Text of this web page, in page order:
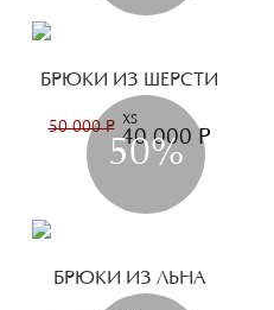
БРЮКИ ИЗ ШЕРСТИ
50 000 Р40 000 Р
XS
50%
БРЮКИ ИЗ ЛЬНА